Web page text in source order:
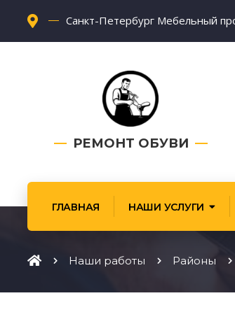
Санкт-Петербург Мебельный
РЕМОНТ ОБУВИ
ГЛАВНАЯ НАШИ УСЛУГИ
Наши работы Районы